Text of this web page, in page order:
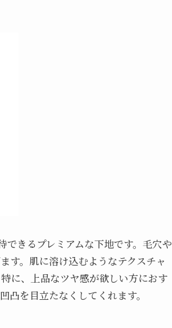
きるプレミアムな下地です。毛穴や
す。肌に溶け込むようなテクスチャ
に、上品なツヤ感が欲しい方におす
を目立たなくしてくれます。